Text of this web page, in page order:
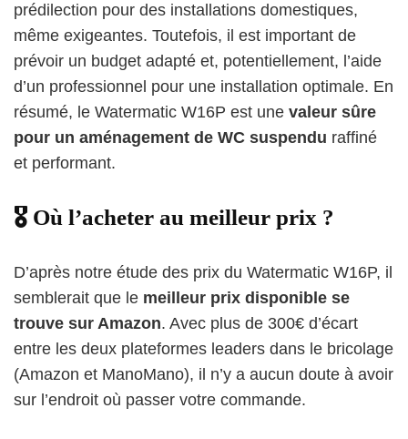
prédilection pour des installations domestiques,
même exigeantes. Toutefois, il est important de
prévoir un budget adapté et, potentiellement, l’aide
d’un professionnel pour une installation optimale. En
résumé, le Watermatic W16P est une valeur sûre
pour un aménagement de WC suspendu raffiné
et performant.
🎖️ Où l’acheter au meilleur prix ?​
D’après notre étude des prix du Watermatic W16P, il
semblerait que le meilleur prix disponible se
trouve sur Amazon. Avec plus de 300€ d’écart
entre les deux plateformes leaders dans le bricolage
(Amazon et ManoMano), il n’y a aucun doute à avoir
sur l’endroit où passer votre commande.